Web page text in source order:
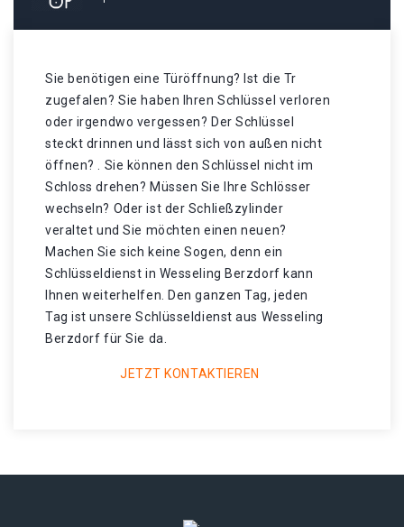
Sie benötigen eine Türöffnung? Ist die Tr
zugefalen? Sie haben Ihren Schlüssel verloren
oder irgendwo vergessen? Der Schlüssel
steckt drinnen und lässt sich von außen nicht
öffnen? . Sie können den Schlüssel nicht im
Schloss drehen? Müssen Sie Ihre Schlösser
wechseln? Oder ist der Schließzylinder
veraltet und Sie möchten einen neuen?
Machen Sie sich keine Sogen, denn ein
Schlüsseldienst in Wesseling Berzdorf kann
Ihnen weiterhelfen. Den ganzen Tag, jeden
Tag ist unsere Schlüsseldienst aus Wesseling
Berzdorf für Sie da.
JETZT KONTAKTIEREN